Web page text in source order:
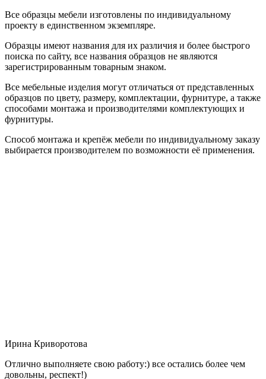
Все образцы мебели изготовлены по индивидуальному
проекту в единственном экземпляре.
Образцы имеют названия для их различия и более быстрого
поиска по сайту, все названия образцов не являются
зарегистрированным товарным знаком.
Все мебельные изделия могут отличаться от представленных
образцов по цвету, размеру, комплектации, фурнитуре, а также
способами монтажа и производителями комплектующих и
фурнитуры.
Способ монтажа и крепёж мебели по индивидуальному заказу
выбирается производителем по возможности её применения.
Ирина Криворотова
Отлично выполняете свою работу:) все остались более чем
довольны, респект!)